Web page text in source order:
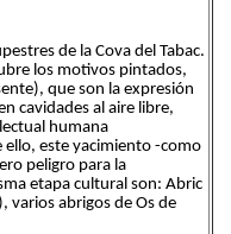
de la Cova del Tabac.
los motivos pintados,
que son la expresión
cavidades al aire libre,
humana
ello, este yacimiento -como
peligro para la
etapa cultural son: Abric
varios abrigos de Os de